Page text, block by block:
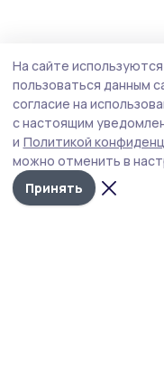
На сайте
пользоваться данным
согласие на
с настоящим
и Политикой
можно отменить в
Принять